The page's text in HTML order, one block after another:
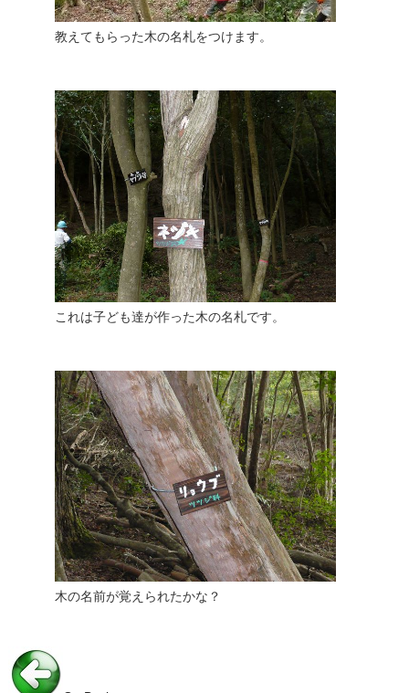
教えてもらった木の名札をつけます。
これは子ども達が作った木の名札です。
木の名前が覚えられたかな？